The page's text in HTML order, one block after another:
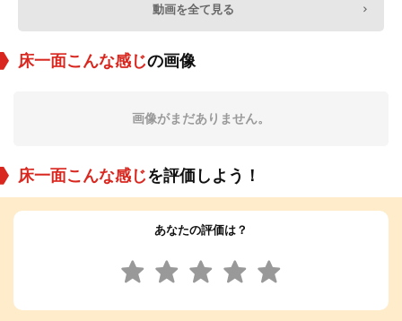
動画を全て見る
床一面こんな感じの画像
画像がまだありません。
床一面こんな感じを評価しよう！
あなたの評価は？